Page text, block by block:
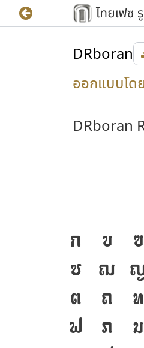
DRboran
ออกแบบโด
DRboran
ก ข ฃ
ซ
ฌ
ต
ถ ท
ฟ
ภ ม